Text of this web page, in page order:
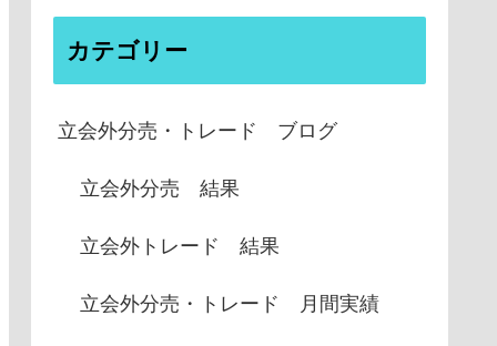
カテゴリー
立会外分売・トレード ブログ
立会外分売 結果
立会外トレード 結果
立会外分売・トレード 月間実績